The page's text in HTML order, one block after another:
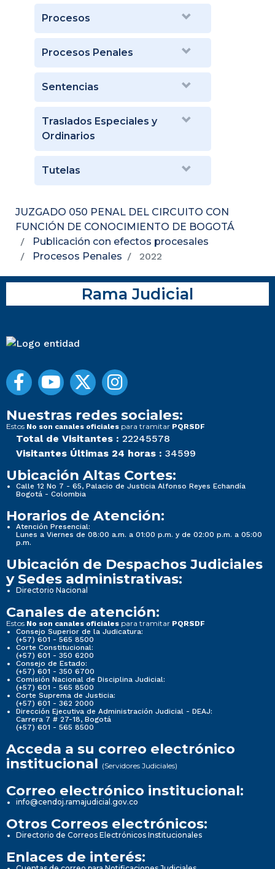
Procesos
Procesos Penales
Sentencias
Traslados Especiales y
Ordinarios
Tutelas
JUZGADO 050 PENAL DEL CIRCUITO CON
FUNCIÓN DE CONOCIMIENTO DE BOGOTÁ
Publicación con efectos procesales
Procesos Penales
2022
Rama Judicial
Nuestras redes sociales:
Estos No son canales oficiales para tramitar PQRSDF
Total de Visitantes : 22245578
Visitantes Últimas 24 horas : 34599
Ubicación Altas Cortes:
Calle 12 No 7 - 65, Palacio de Justicia Alfonso Reyes Echandía
Bogotá - Colombia
Horarios de Atención:
Atención Presencial:
Lunes a Viernes de 08:00 a.m. a 01:00 p.m. y de 02:00 p.m. a 05:00
p.m.
Ubicación de Despachos Judiciales
y Sedes administrativas:
Directorio Nacional
Canales de atención:
Estos No son canales oficiales para tramitar PQRSDF
Consejo Superior de la Judicatura:
(+57) 601 - 565 8500
Corte Constitucional:
(+57) 601 - 350 6200
Consejo de Estado:
(+57) 601 - 350 6700
Comisión Nacional de Disciplina Judicial:
(+57) 601 - 565 8500
Corte Suprema de Justicia:
(+57) 601 - 362 2000
Dirección Ejecutiva de Administración Judicial - DEAJ:
Carrera 7 # 27-18, Bogotá
(+57) 601 - 565 8500
Acceda a su correo electrónico
institucional (Servidores Judiciales)
Correo electrónico institucional:
info@cendoj.ramajudicial.gov.co
Otros Correos electrónicos:
Directorio de Correos Electrónicos Institucionales
Enlaces de interés: